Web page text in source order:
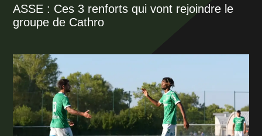
ASSE : Ces 3 renforts qui vont rejoindre le
groupe de Cathro